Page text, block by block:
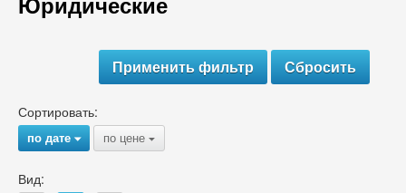
Сортировать:
по дате{ по цене {
Вид: